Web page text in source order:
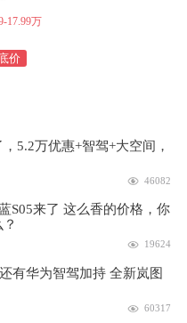
17.99万
价
5.2万优惠+智驾+大空间，
46082
S05来了 这么香的价格，你
19624
有华为智驾加持 全新岚图
60317